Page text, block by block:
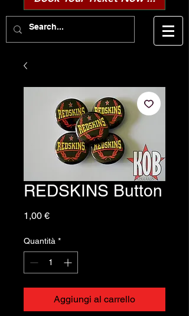
REDSKINS Button
1,00 €Prezzo
Quantità *
Aggiungi al carrello